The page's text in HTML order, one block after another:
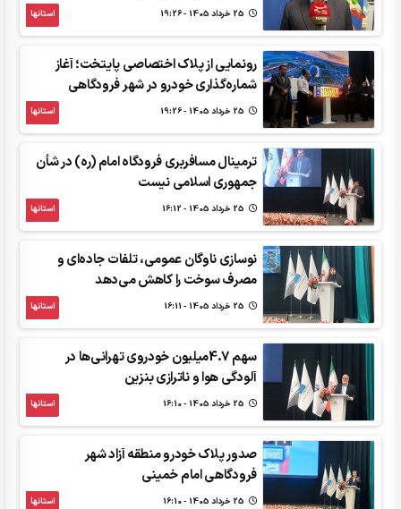
استانها
رونمایی از پلاک اختصاصی پایتخت؛ آغاز
شماره‌گذاری خودرو در شهر فرودگاهی
استانها
ترمینال مسافربری فرودگاه امام (ره) در شأن
جمهوری اسلامی نیست
استانها
نوسازی ناوگان عمومی، تلفات جاده‌ای و
مصرف سوخت را کاهش می‌دهد
استانها
سهم 4.7میلیون خودروی تهرانی‌ها در
آلودگی هوا و ناترازی بنزین
استانها
صدور پلاک خودرو منطقه آزاد شهر
فرودگاهی امام خمینی
استانها